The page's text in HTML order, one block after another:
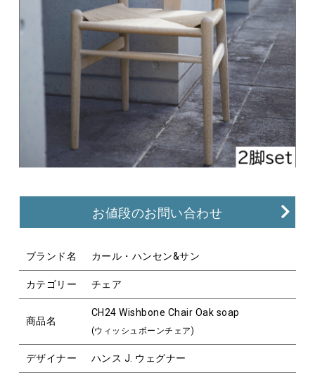
お値段のお問い合わせ
ブランド名 カール・ハンセン&サン
カテゴリー チェア
商品名
CH24 Wishbone Chair Oak soap
(ウィッシュボーンチェア)
デザイナー ハンス J. ウェグナー